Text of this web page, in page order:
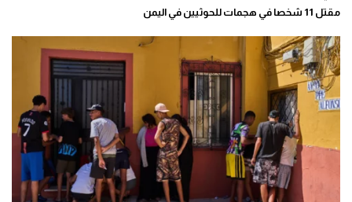
مقتل 11 شخصا في هجمات للحوثيين في اليمن